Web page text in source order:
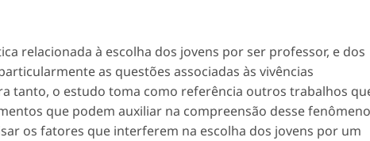
relacionada à escolha dos jovens por ser professor, e dos
as questões associadas às vivências
tanto, o estudo toma como referência outros trabalhos
que podem auxiliar na compreensão desse
os fatores que interferem na escolha dos jovens por um